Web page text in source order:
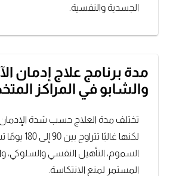
الجسدية والنفسية.
مدة برنامج علاج إدمان
والشابو في المراكز
تختلف مدة العلاج حسب شدة الإدمان
لكنها غالبًا تتراوح
السموم، التأهيل النفسي والسلوكي،
المستمر لمنع الانتكاسة.